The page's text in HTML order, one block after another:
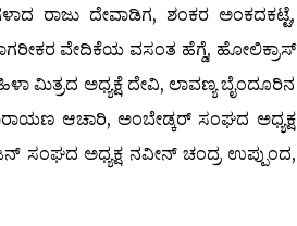
ರಾಜು ದೇವಾಡಿಗ, ಶಂಕರ ಅಂಕದಕಟ್ಟೆ,
ವೇದಿಕೆಯ ವಸಂತ ಹೆಗ್ಡೆ, ಹೋಲಿಕ್ರಾಸ್
ಅಧ್ಯಕ್ಷೆ ದೇವಿ, ಲಾವಣ್ಯ ಬೈಂದೂರಿನ
ಆಚಾರಿ, ಅಂಬೇಡ್ಕರ್ ಸಂಘದ ಅಧ್ಯಕ್ಷ
ಸಂಘದ ಅಧ್ಯಕ್ಷ ನವೀನ್ ಚಂದ್ರ ಉಪ್ಪುಂದ,